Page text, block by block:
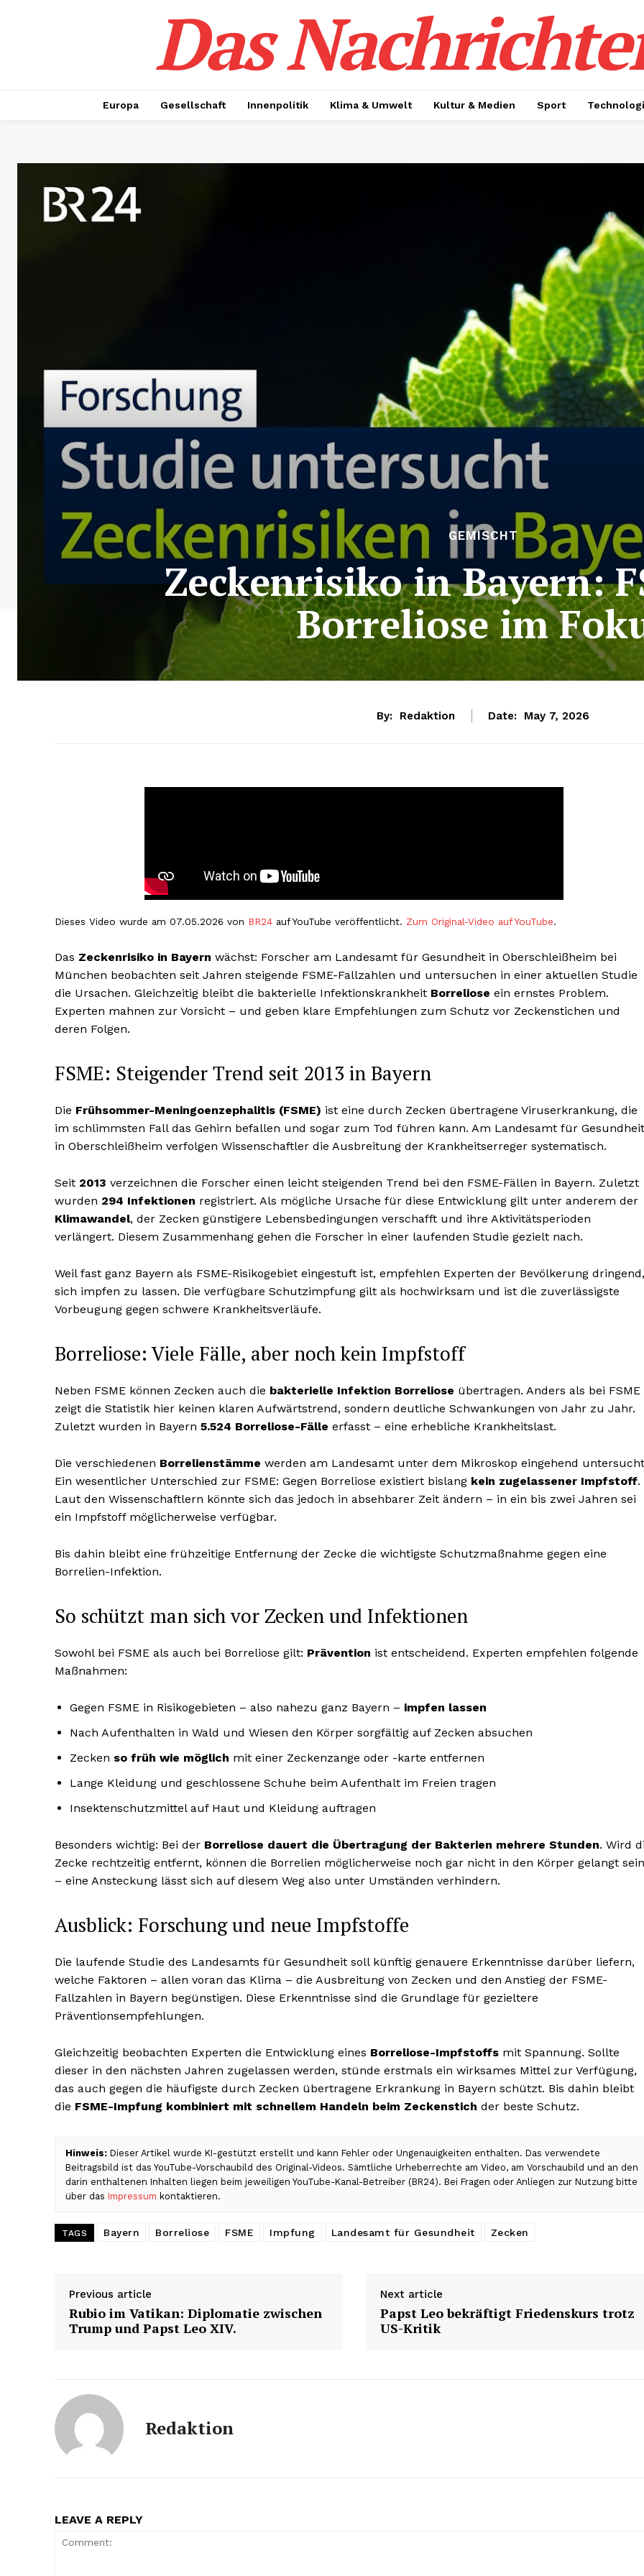
Das
Europa Gesellschaft Innenpolitik Klima & Umwelt Kultur & Medien Sport
GEMISCHT
Zeckenrisiko in Bayern:
Borreliose im
By: Redaktion Date: May 7, 2026
Dieses Video wurde am 07.05.2026 von BR24 auf YouTube veröffentlicht. Zum Original-Video auf YouTube.
Das Zeckenrisiko in Bayern wächst: Forscher am Landesamt für Gesundheit in Oberschleißheim bei
München beobachten seit Jahren steigende FSME-Fallzahlen und untersuchen in einer aktuellen Studie
die Ursachen. Gleichzeitig bleibt die bakterielle Infektionskrankheit Borreliose ein ernstes Problem.
Experten mahnen zur Vorsicht – und geben klare Empfehlungen zum Schutz vor Zeckenstichen und
deren Folgen.
FSME: Steigender Trend seit 2013 in Bayern
Die Frühsommer-Meningoenzephalitis (FSME) ist eine durch Zecken übertragene Viruserkrankung, die
im schlimmsten Fall das Gehirn befallen und sogar zum Tod führen kann. Am Landesamt für Gesundheit
in Oberschleißheim verfolgen Wissenschaftler die Ausbreitung der Krankheitserreger systematisch.
Seit 2013 verzeichnen die Forscher einen leicht steigenden Trend bei den FSME-Fällen in Bayern. Zuletzt
wurden 294 Infektionen registriert. Als mögliche Ursache für diese Entwicklung gilt unter anderem der
Klimawandel, der Zecken günstigere Lebensbedingungen verschafft und ihre Aktivitätsperioden
verlängert. Diesem Zusammenhang gehen die Forscher in einer laufenden Studie gezielt nach.
Weil fast ganz Bayern als FSME-Risikogebiet eingestuft ist, empfehlen Experten der Bevölkerung dringend,
sich impfen zu lassen. Die verfügbare Schutzimpfung gilt als hochwirksam und ist die zuverlässigste
Vorbeugung gegen schwere Krankheitsverläufe.
Borreliose: Viele Fälle, aber noch kein Impfstoff
Neben FSME können Zecken auch die bakterielle Infektion Borreliose übertragen. Anders als bei FSME
zeigt die Statistik hier keinen klaren Aufwärtstrend, sondern deutliche Schwankungen von Jahr zu Jahr.
Zuletzt wurden in Bayern 5.524 Borreliose-Fälle erfasst – eine erhebliche Krankheitslast.
Die verschiedenen Borrelienstämme werden am Landesamt unter dem Mikroskop eingehend
Ein wesentlicher Unterschied zur FSME: Gegen Borreliose existiert bislang kein zugelassener Impfstoff.
Laut den Wissenschaftlern könnte sich das jedoch in absehbarer Zeit ändern – in ein bis zwei Jahren sei
ein Impfstoff möglicherweise verfügbar.
Bis dahin bleibt eine frühzeitige Entfernung der Zecke die wichtigste Schutzmaßnahme gegen eine
Borrelien-Infektion.
So schützt man sich vor Zecken und Infektionen
Sowohl bei FSME als auch bei Borreliose gilt: Prävention ist entscheidend. Experten empfehlen folgende
Maßnahmen:
Gegen FSME in Risikogebieten – also nahezu ganz Bayern – impfen lassen
Nach Aufenthalten in Wald und Wiesen den Körper sorgfältig auf Zecken absuchen
Zecken so früh wie möglich mit einer Zeckenzange oder -karte entfernen
Lange Kleidung und geschlossene Schuhe beim Aufenthalt im Freien tragen
Insektenschutzmittel auf Haut und Kleidung auftragen
Besonders wichtig: Bei der Borreliose dauert die Übertragung der Bakterien mehrere Stunden. Wird
Zecke rechtzeitig entfernt, können die Borrelien möglicherweise noch gar nicht in den Körper gelangt sein
– eine Ansteckung lässt sich auf diesem Weg also unter Umständen verhindern.
Ausblick: Forschung und neue Impfstoffe
Die laufende Studie des Landesamts für Gesundheit soll künftig genauere Erkenntnisse darüber liefern,
welche Faktoren – allen voran das Klima – die Ausbreitung von Zecken und den Anstieg der FSME-
Fallzahlen in Bayern begünstigen. Diese Erkenntnisse sind die Grundlage für gezieltere
Präventionsempfehlungen.
Gleichzeitig beobachten Experten die Entwicklung eines Borreliose-Impfstoffs mit Spannung. Sollte
dieser in den nächsten Jahren zugelassen werden, stünde erstmals ein wirksames Mittel zur Verfügung,
das auch gegen die häufigste durch Zecken übertragene Erkrankung in Bayern schützt. Bis dahin bleibt
die FSME-Impfung kombiniert mit schnellem Handeln beim Zeckenstich der beste Schutz.
Hinweis: Dieser Artikel wurde KI-gestützt erstellt und kann Fehler oder Ungenauigkeiten enthalten. Das verwendete
Beitragsbild ist das YouTube-Vorschaubild des Original-Videos. Sämtliche Urheberrechte am Video, am Vorschaubild und an den
darin enthaltenen Inhalten liegen beim jeweiligen YouTube-Kanal-Betreiber (BR24). Bei Fragen oder Anliegen zur Nutzung bitte
über das Impressum kontaktieren.
TAGS Bayern Borreliose FSME Impfung Landesamt für Gesundheit Zecken
Previous article
Rubio im Vatikan: Diplomatie zwischen
Trump und Papst Leo XIV.
Next article
Papst Leo bekräftigt Friedenskurs trotz
US-Kritik
Redaktion
LEAVE A REPLY